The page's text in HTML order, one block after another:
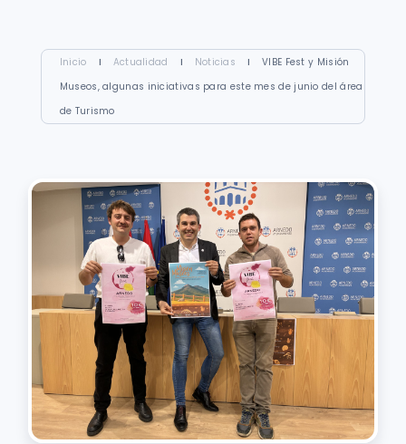
Inicio I Actualidad I Noticias I
VIBE Fest y Misión
Museos, algunas iniciativas para este mes de junio del área
de Turismo